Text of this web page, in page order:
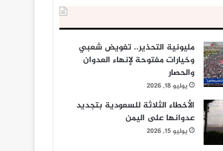
مليونية التحذير.. تفويض شعبي
وخيارات مفتوحة لإنهاء العدوان
والحصار
يوليو 18, 2026
الأخطاء الثلاثة للسعودية بتجديد
عدوانها على اليمن
يوليو 15, 2026